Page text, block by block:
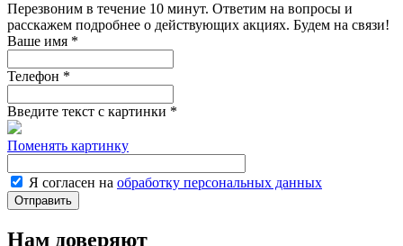
Перезвоним в течение 10 минут. Ответим на вопросы и
расскажем подробнее о действующих акциях. Будем на связи!
Ваше имя *
Телефон *
Введите текст с картинки *
Поменять картинку
Я согласен на обработку персональных данных
Нам доверяют